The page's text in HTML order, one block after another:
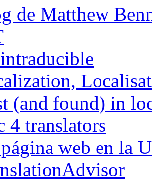
de Matthew
(and found) in
4 translators
web en la